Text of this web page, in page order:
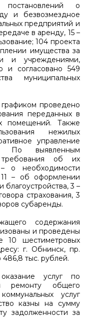
о
и безвозмездное
предприятий и
в аренду, 15 –
104 проекта
имущества за
и учреждениями,
и согласовано 549
муниципальных
проведено
переданных в
помещений. Также
нежилых
управление
По выявленным
об их
о необходимости
– об оформлении
3 –
страхования, 3
субаренды.
содержания
и проведены
10 шестиметровых
г. Обнинск, пр.
тыс. рублей.
услуг по
ремонту общего
услуг
казны на сумму
задолженности за